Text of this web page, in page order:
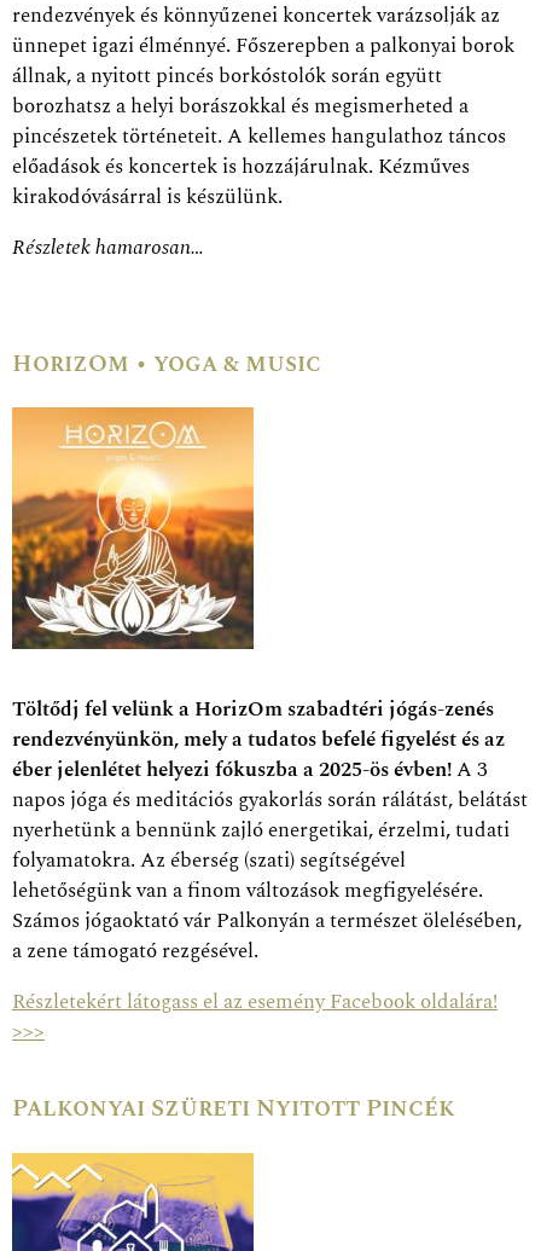
rendezvények és könnyűzenei koncertek varázsolják az
ünnepet igazi élménnyé. Főszerepben a palkonyai borok
állnak, a nyitott pincés borkóstolók során együtt
borozhatsz a helyi borászokkal és megismerheted a
pincészetek történeteit. A kellemes hangulathoz táncos
előadások és koncertek is hozzájárulnak. Kézműves
kirakodóvásárral is készülünk.
Részletek hamarosan…
HorizOm • yoga & music
Töltődj fel velünk a HorizOm szabadtéri jógás-zenés
rendezvényünkön, mely a tudatos befelé figyelést és az
éber jelenlétet helyezi fókuszba a 2025-ös évben!A 3
napos jóga és meditációs gyakorlás során rálátást, belátást
nyerhetünk a bennünk zajló energetikai, érzelmi, tudati
folyamatokra. Az éberség (szati) segítségével
lehetőségünk van a finom változások megfigyelésére.
Számos jógaoktató vár Palkonyán a természet ölelésében,
a zene támogató rezgésével.
Részletekért látogass el az esemény Facebook oldalára!
>>>
Palkonyai Szüreti Nyitott Pincék